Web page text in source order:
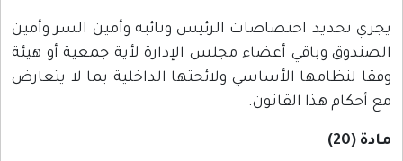
يجري تحديد اختصاصات الرئيس ونائبه وأمين السر وأمين
الصندوق وباقي أعضاء مجلس الإدارة لأية جمعية أو هيئة
وفقا لنظامها الأساسي ولائحتها الداخلية بما لا يتعارض
مع أحكام هذا القانون.
مادة (20)